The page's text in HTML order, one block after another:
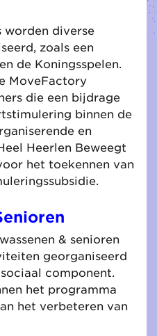
worden diverse
zoals een
de Koningsspelen.
MoveFactory
die een bijdrage
binnen de
en
Heerlen Beweegt
het toekennen van
& senioren
georganiseerd
component.
het programma
het verbeteren van